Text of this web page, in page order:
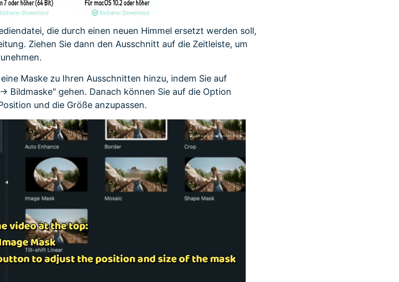
die durch einen neuen Himmel ersetzt werden soll,
Ziehen Sie dann den Ausschnitt auf die Zeitleiste, um
Maske zu Ihren Ausschnitten hinzu, indem Sie auf
Bildmaske" gehen. Danach können Sie auf die Option
und die Größe anzupassen.